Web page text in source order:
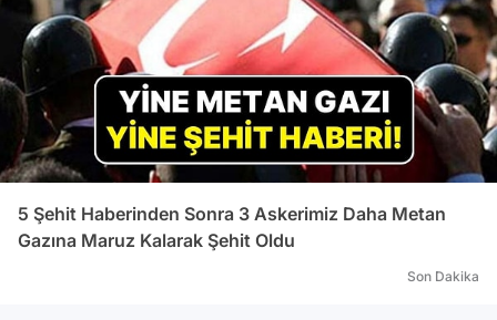
5 Şehit Haberinden Sonra 3 Askerimiz Daha Metan
Gazına Maruz Kalarak Şehit Oldu
Son Dakika